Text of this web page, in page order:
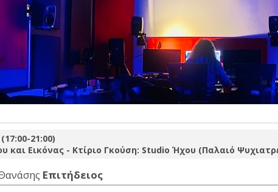
21:00)
και Εικόνας - Κτίριο Γκούση: Studio Ήχου (Παλαιό
Επιτήδειος